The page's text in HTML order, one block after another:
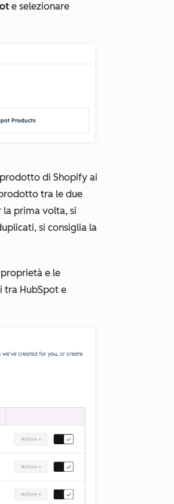
e selezionare
di Shopify ai
tra le due
la prima volta, si
si consiglia la
e le
tra HubSpot e